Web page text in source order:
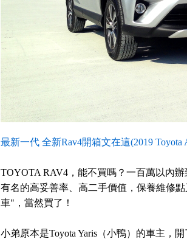
最新一代 全新Rav4開箱文在這(2019
TOYOTA RAV4，能不買嗎？一百萬以內
有名的高妥善率、高二手價值，保養維修
車"，當然買了！
小弟原本是Toyota Yaris（小鴨）的車主，